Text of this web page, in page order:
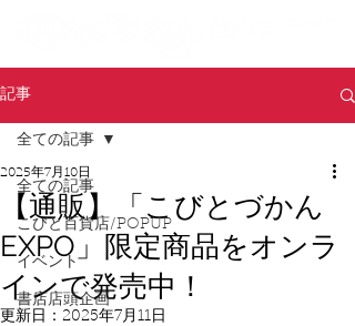
記事
全ての記事
こびと百貨店/POPUP
イベント
書店店頭企画
全ての記事
【通販】「こびとづかん
EXPO」限定商品をオンラ
インで発売中！
2025年7月10日
更新日： 2025年7月11日